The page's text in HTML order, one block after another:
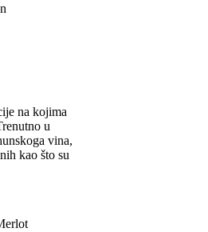
na kojima
u
vina,
kao što su